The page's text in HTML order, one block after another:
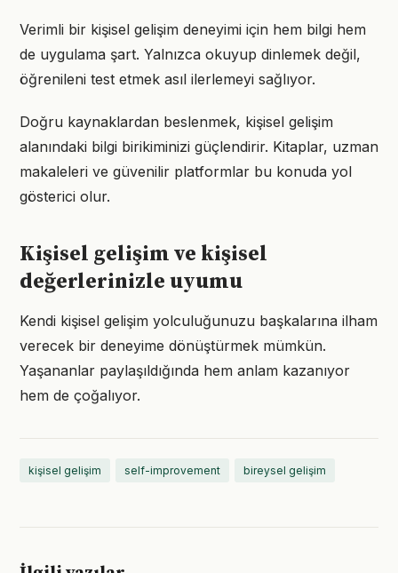
Verimli bir kişisel gelişim deneyimi için hem bilgi hem
de uygulama şart. Yalnızca okuyup dinlemek değil,
öğrenileni test etmek asıl ilerlemeyi sağlıyor.
Doğru kaynaklardan beslenmek, kişisel gelişim
alanındaki bilgi birikiminizi güçlendirir. Kitaplar, uzman
makaleleri ve güvenilir platformlar bu konuda yol
gösterici olur.
Kişisel gelişim ve kişisel
değerlerinizle uyumu
Kendi kişisel gelişim yolculuğunuzu başkalarına ilham
verecek bir deneyime dönüştürmek mümkün.
Yaşananlar paylaşıldığında hem anlam kazanıyor
hem de çoğalıyor.
kişisel gelişim self-improvement bireysel gelişim